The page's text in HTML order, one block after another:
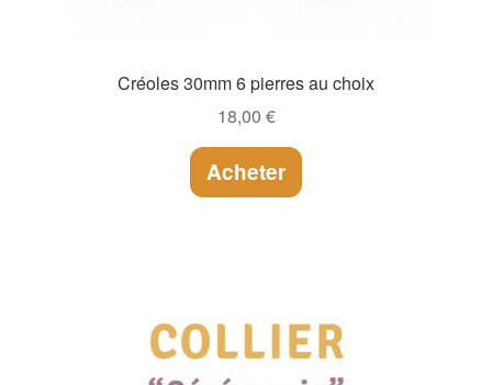
Créoles 30mm 6 pierres au choix
18,00 €
Acheter